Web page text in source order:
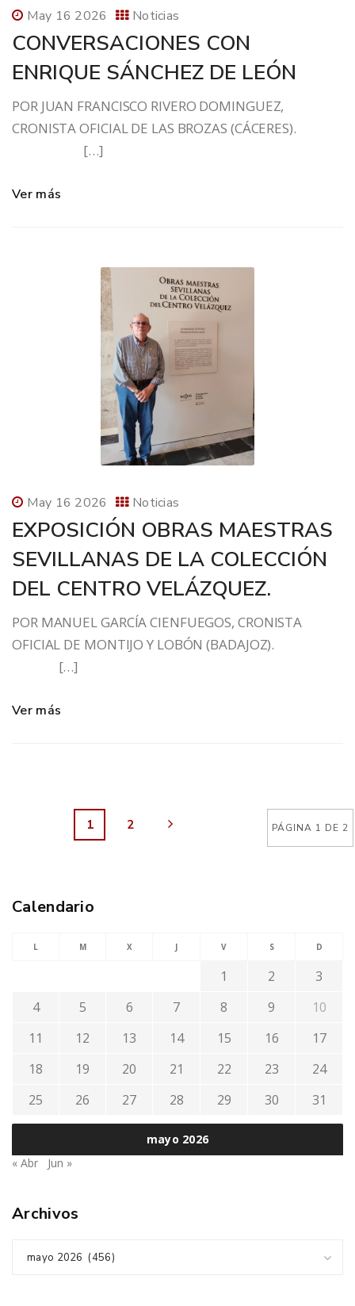
May 16 2026 Noticias
CONVERSACIONES CON
ENRIQUE SÁNCHEZ DE LEÓN
POR JUAN FRANCISCO RIVERO DOMINGUEZ,
CRONISTA OFICIAL DE LAS BROZAS (CÁCERES).
[…]
Ver más
May 16 2026 Noticias
EXPOSICIÓN OBRAS MAESTRAS
SEVILLANAS DE LA COLECCIÓN
DEL CENTRO VELÁZQUEZ.
POR MANUEL GARCÍA CIENFUEGOS, CRONISTA
OFICIAL DE MONTIJO Y LOBÓN (BADAJOZ).
[…]
Ver más
PÁGINA 1 DE 2
1 2
Calendario
mayo 2026
L M X J V S D
1 2
3
4
5 6 7 8 9
10
11
12 13 14 15 16
17
18
19 20 21 22 23
24
25
26 27 28 29 30 31
« Abr Jun »
Archivos
mayo 2026 (456)